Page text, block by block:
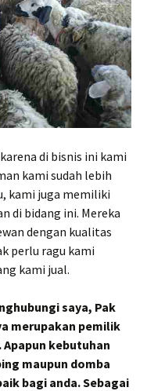
di bisnis ini kami
kami sudah lebih
kami juga memiliki
di bidang ini. Mereka
dengan kualitas
perlu ragu kami
kami jual.
saya, Pak
merupakan pemilik
kebutuhan
maupun domba
bagi anda. Sebagai